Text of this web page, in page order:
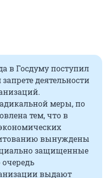
в Госдуму поступил
деятельности
меры, по
тем, что в
вынуждены
защищенные
выдают